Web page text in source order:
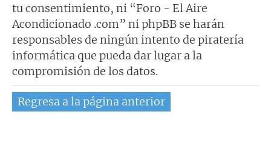
tu consentimiento, ni “Foro - El Aire
Acondicionado .com” ni phpBB se harán
responsables de ningún intento de piratería
informática que pueda dar lugar a la
compromisión de los datos.
Regresa a la página anterior